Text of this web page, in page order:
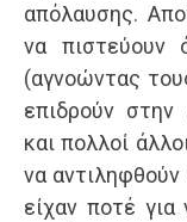
απόλαυσης.
να πιστεύουν
(αγνοώντας
επιδρούν στην
και πολλοί
να αντιληφθούν
είχαν ποτέ για